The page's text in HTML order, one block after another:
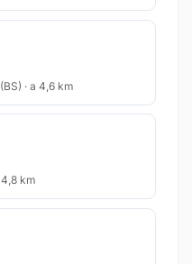
· a 4,6 km
4,8 km